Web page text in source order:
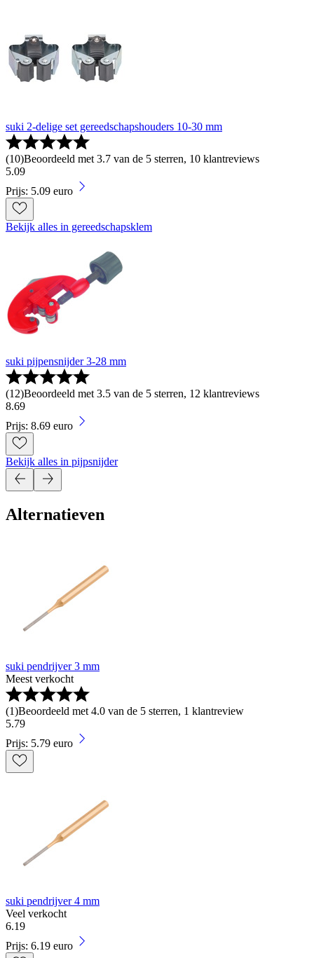
suki 2-delige set gereedschapshouders 10-30 mm
(10)Beoordeeld met 3.7 van de 5 sterren, 10 klantreviews
5.09
Prijs: 5.09 euro
Bekijk alles in gereedschapsklem
suki pijpensnijder 3-28 mm
(12)Beoordeeld met 3.5 van de 5 sterren, 12 klantreviews
8.69
Prijs: 8.69 euro
Bekijk alles in pijpsnijder
Alternatieven
suki pendrijver 3 mm
Meest verkocht
(1)Beoordeeld met 4.0 van de 5 sterren, 1 klantreview
5.79
Prijs: 5.79 euro
suki pendrijver 4 mm
Veel verkocht
6.19
Prijs: 6.19 euro